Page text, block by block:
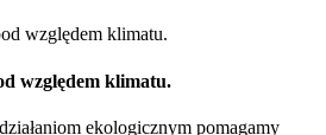
względem klimatu.
ekologicznym pomagamy